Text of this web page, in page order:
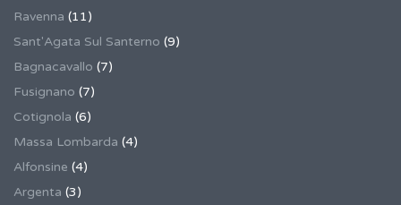
Ravenna (11)
Sant'Agata Sul Santerno (9)
Bagnacavallo (7)
Fusignano (7)
Cotignola (6)
Massa Lombarda (4)
Alfonsine (4)
Argenta (3)